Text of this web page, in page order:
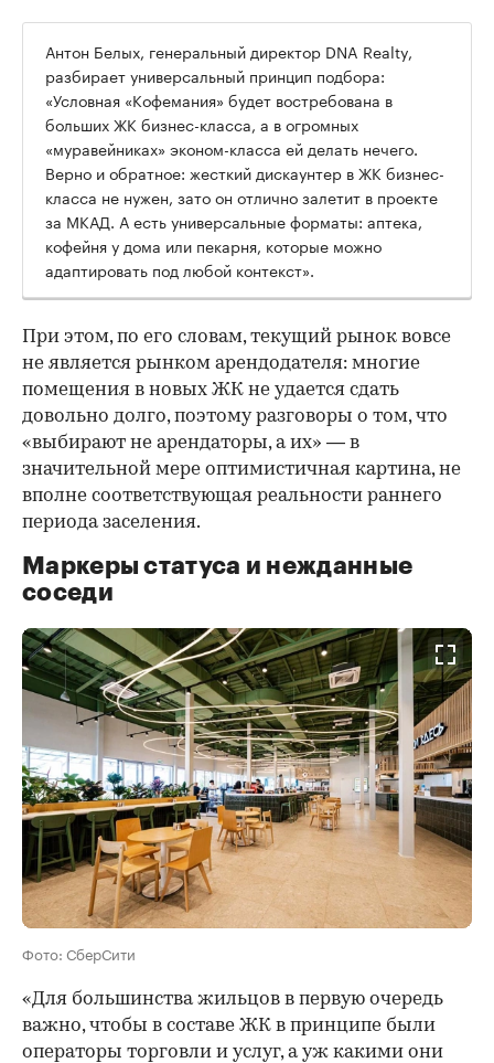
Антон Белых, генеральный директор DNA Realty,
разбирает универсальный принцип подбора:
«Условная «Кофемания» будет востребована в
больших ЖК бизнес-класса, а в огромных
«муравейниках» эконом-класса ей делать нечего.
Верно и обратное: жесткий дискаунтер в ЖК бизнес-
класса не нужен, зато он отлично залетит в проекте
за МКАД. А есть универсальные форматы: аптека,
кофейня у дома или пекарня, которые можно
адаптировать под любой контекст».
При этом, по его словам, текущий рынок вовсе
не является рынком арендодателя: многие
помещения в новых ЖК не удается сдать
довольно долго, поэтому разговоры о том, что
«выбирают не арендаторы, а их» — в
значительной мере оптимистичная картина, не
вполне соответствующая реальности раннего
периода заселения.
Маркеры статуса и нежданные
соседи
Фото: СберСити
«Для большинства жильцов в первую очередь
важно, чтобы в составе ЖК в принципе были
операторы торговли и услуг, а уж какими они